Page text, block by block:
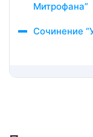
Митрофана”
Сочинение